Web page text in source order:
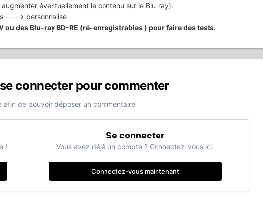
éventuellement le contenu sur le Blu-ray).
---> personnalisé
ou des Blu-ray BD-RE (ré-enregistrables ) pour faire des tests.
connecter pour commenter
afin de pouvoir déposer un commentaire
!
Se connecter
Vous avez déjà un compte ? Connectez-vous ici.
Connectez-vous maintenant